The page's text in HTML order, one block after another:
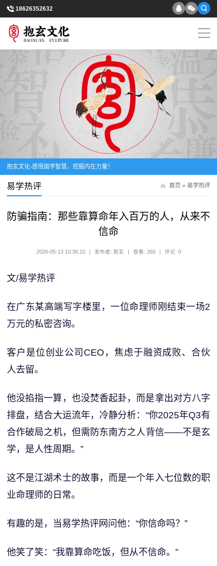
18626352632
抱玄文化-感悟国学智慧，挖掘内在力量！
首页 » 易学热评
易学热评
防骗指南：那些靠算命年入百万的人，从来不
信命
2026-05-13 10:36:10 | 发布者: 抱玄 | 查看: 260 | 评论: 0
文/易学热评
在广东某高端写字楼里，一位命理师刚结束一场2
万元的私密咨询。
客户是位创业公司CEO，焦虑于融资成败、合伙
人去留。
他没掐指一算，也没焚香起卦，而是拿出对方八字
排盘，结合大运流年，冷静分析：“你2025年Q3有
合作破局之机，但需防东南方之人背信——不是玄
学，是人性周期。”
这不是江湖术士的故事，而是一个年入七位数的职
业命理师的日常。
有趣的是，当易学热评网问他：“你信命吗？”
他笑了笑：“我靠算命吃饭，但从不信命。”